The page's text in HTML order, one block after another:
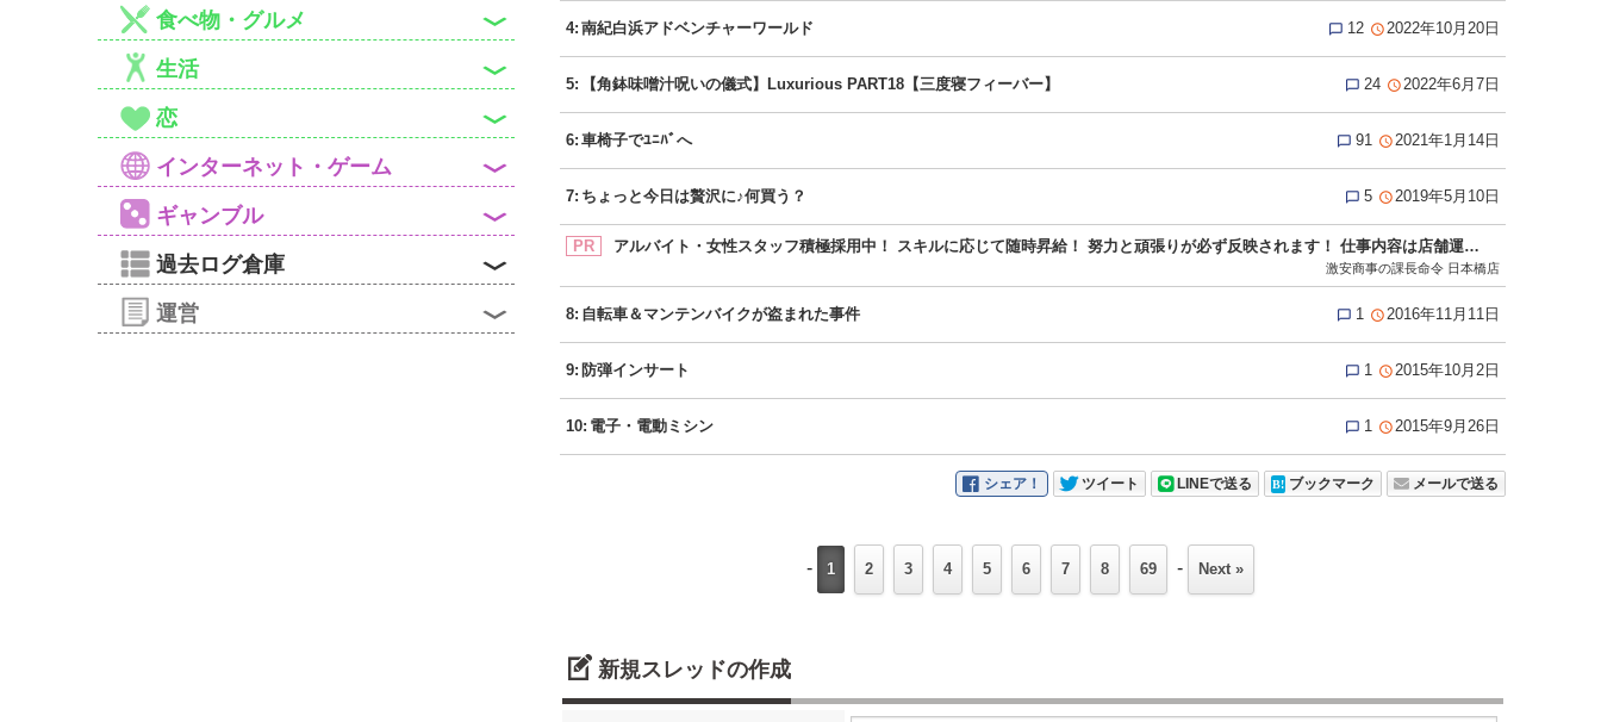
食べ物・グルメ 
生活 
恋 
インターネット・ゲーム 
ギャンブル 
過去ログ倉庫 
運営 
4: 南紀白浜アドベンチャーワールド  12 2022年10月20日
5: 【角鉢味噌汁呪いの儀式】Luxurious PART18【三度寝フィーバー】  24 2022年6月7日
6: 車椅子でﾕﾆﾊﾞへ  91 2021年1月14日
7: ちょっと今日は贅沢に♪何買う？  5 2019年5月10日
PR アルバイト・女性スタッフ積極採用中！ スキルに応じて随時昇給！ 努力と頑張りが必ず反映されます！ 仕事内容は店舗運営、企画、経営に携わる全般の業務！ 難しく考える必要はありません！ ☆当グループは違法な客引き、キャッチ行為、一切ありません。 お休みは週休2日可能！もちろん大型連休も★ 《GW・年末年始・連休取得可能／有給休暇あり(要相談)》 現在女性スタッフの募集を強化中！ 以前キャストとして働いていた方や 現在働いていてそろそろ安定した収入が欲しい方 キャストとして働いていた経験を活かして 今度はスタッフとして働いてみませんか？ もちろん全くの業界未経験の方も大歓迎です♪ ★★応募方法★★ ▼ご応募、お問い合わせの際は「夜遊びを見た」とお伝えください▼ 面接は求人担当の管理店舗である十三店で行います。 身分証明書、履歴書のご用意をお願いします。 ・TEL：080-4392-0931 ・MAIL：sharaku_nihonbashi@icloud.com ・LINE ID：sharaku-nihonbashi ※求人担当者まで ■受付時間10：00～24：00 http://www.g-mensrecruit.com/(Ｇ＆Ｔグループ オフィシャル男子求人) 店舗・受付女性スタッフ積極採用中！！
激安商事の課長命令 日本橋店
8: 自転車＆マンテンバイクが盗まれた事件  1 2016年11月11日
9: 防弾インサート  1 2015年10月2日
10: 電子・電動ミシン  1 2015年9月26日
シェア！ ツイート LINEで送る ブックマーク メールで送る
- 1 2 3 4 5 6 7 8 69 - Next »
新規スレッドの作成